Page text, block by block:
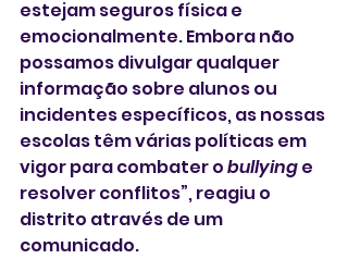
estejam seguros física e
emocionalmente. Embora não
possamos divulgar qualquer
informação sobre alunos ou
incidentes específicos, as nossas
escolas têm várias políticas em
vigor para combater o bullying e
resolver conflitos”, reagiu o
distrito através de um
comunicado.